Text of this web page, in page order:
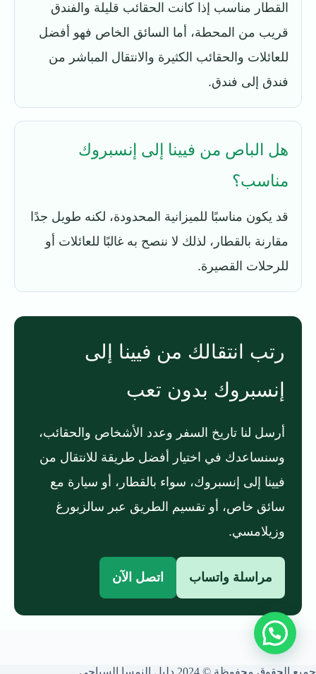
القطار مناسب إذا كانت الحقائب قليلة والفندق
قريب من المحطة، أما السائق الخاص فهو أفضل
للعائلات والحقائب الكثيرة والانتقال المباشر من
فندق إلى فندق.
هل الباص من فيينا إلى إنسبروك
مناسب؟
قد يكون مناسبًا للميزانية المحدودة، لكنه طويل جدًا
مقارنة بالقطار، لذلك لا ننصح به غالبًا للعائلات أو
للرحلات القصيرة.
رتب انتقالك من فيينا إلى
إنسبروك بدون تعب
أرسل لنا تاريخ السفر وعدد الأشخاص والحقائب،
وسنساعدك في اختيار أفضل طريقة للانتقال من
فيينا إلى إنسبروك، سواء بالقطار، أو سيارة مع
سائق خاص، أو تقسيم الطريق عبر سالزبورغ
وزيلامسي.
مراسلة واتساب اتصل الآن
جميع الحقوق محفوظة © 2024 دليل النمسا السياحي